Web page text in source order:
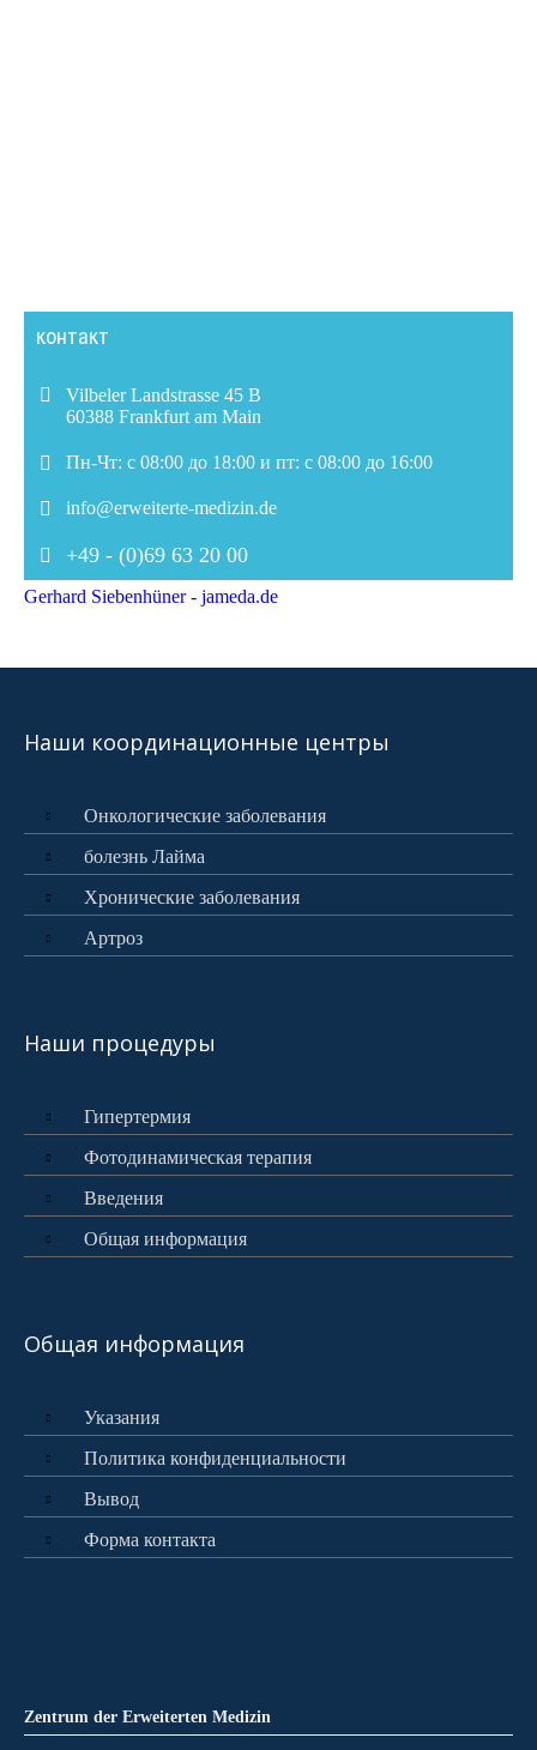
контакт
Vilbeler Landstrasse 45 B
60388 Frankfurt am Main
Пн-Чт: с 08:00 до 18:00 и пт: с 08:00 до 16:00
info@erweiterte-medizin.de
+49 - (0)69 63 20 00
Gerhard Siebenhüner - jameda.de
Наши координационные центры
Oнкологические заболевания
болезнь Лайма
Xронические заболевания
Артроз
Наши процедуры
Гипертермия
Фотодинамическая терапия
Введения
Общая информация
Общая информация
Указания
Политика конфиденциальности
Вывод
Форма контакта
Zentrum der Erweiterten Medizin